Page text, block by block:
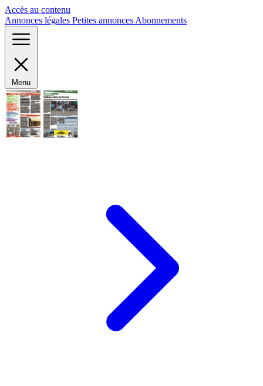
Accès au contenu
Annonces légales Petites annonces Abonnements
Menu
Panneau de gestion des cookies